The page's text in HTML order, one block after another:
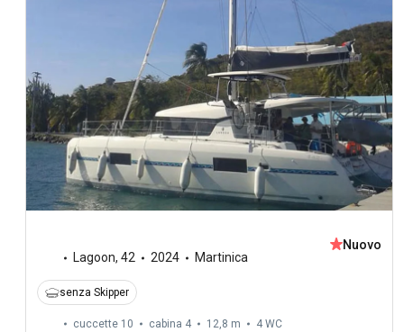
Lagoon, 42 2024 Martinica
Nuovo
senza Skipper
cuccette 10 cabina 4 12,8 m 4 WC